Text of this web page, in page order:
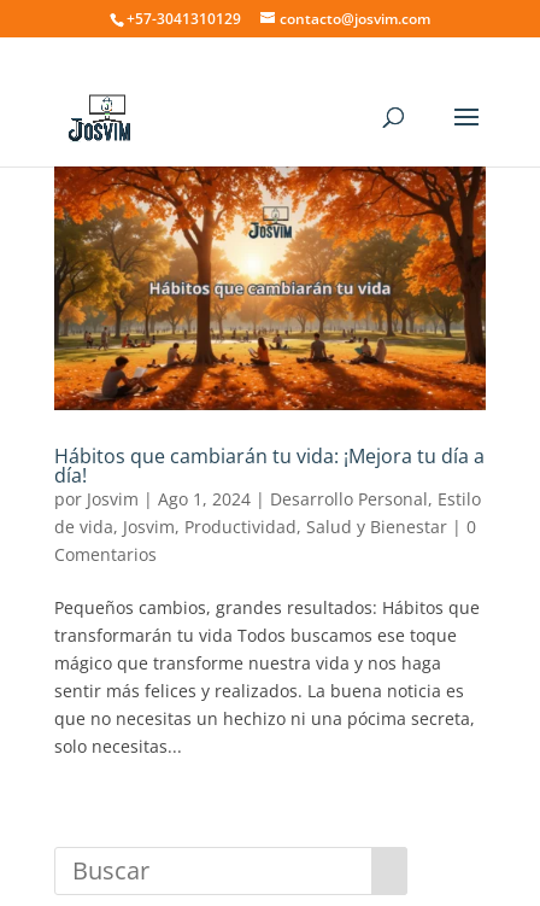
+57-3041310129 contacto@josvim.com
Hábitos que cambiarán tu vida: ¡Mejora tu día a
día!
por Josvim | Ago 1, 2024| Desarrollo Personal, Estilo
de vida, Josvim, Productividad, Salud y Bienestar| 0
Comentarios
Pequeños cambios, grandes resultados: Hábitos que
transformarán tu vida Todos buscamos ese toque
mágico que transforme nuestra vida y nos haga
sentir más felices y realizados. La buena noticia es
que no necesitas un hechizo ni una pócima secreta,
solo necesitas...